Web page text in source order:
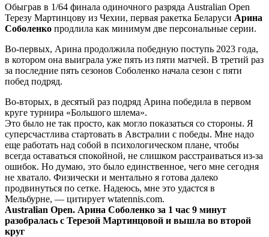
Обыграв в 1/64 финала одиночного разряда Australian Open
Терезу Мартинцову из Чехии, первая ракетка Беларуси Арина
Соболенко продлила как минимум две персональные серии.
Во-первых, Арина продолжила победную поступь 2023 года,
в котором она выиграла уже пять из пяти матчей. В третий раз
за последние пять сезонов Соболенко начала сезон с пяти
побед подряд.
Во-вторых, в десятый раз подряд Арина победила в первом
круге турнира «Большого шлема».
Это было не так просто, как могло показаться со стороны. Я
суперсчастлива стартовать в Австралии с победы. Мне надо
еще работать над собой в психологическом плане, чтобы
всегда оставаться спокойной, не слишком расстраиваться из-за
ошибок. Но думаю, это было единственное, чего мне сегодня
не хватало. Физически и ментально я готова далеко
продвинуться по сетке. Надеюсь, мне это удастся в
Мельбурне, — цитирует wtatennis.com.
Australian Open. Арина Соболенко за 1 час 9 минут
разобралась с Терезой Мартинцовой и вышла во второй
круг